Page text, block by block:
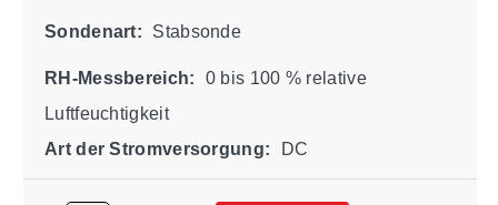
Sondenart: Stabsonde
RH-Messbereich:
0 bis 100 % relative
Luftfeuchtigkeit
Art der Stromversorgung:
DC